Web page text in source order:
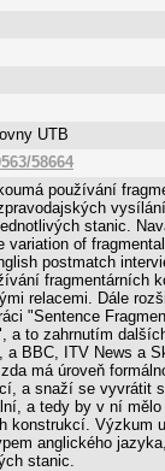
UTB
58664
používání
stanic.
variation of
postmatch
fragmentárních
relacemi. Dále
"Sentence
a to zahrnutím
a BBC, ITV News a
má úroveň
a snaží se vyvrátit
a tedy by v ní
konstrukcí. Výzkum
anglického
stanic.